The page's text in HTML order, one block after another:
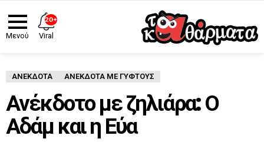
Μενού
ΑΝΈΚΔΟΤΑ ΑΝΕΚΔΟΤΑ ΜΕ ΓΥΦΤΟΥΣ
Ανέκδοτο με ζηλιάρα: Ο
Αδάμ και η Εύα
20+
Viral